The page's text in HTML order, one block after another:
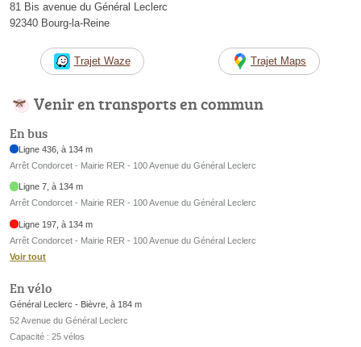
81 Bis avenue du Général Leclerc
92340 Bourg-la-Reine
Trajet Waze Trajet Maps
Venir en transports en commun
En bus
Ligne 436, à 134 m
Arrêt Condorcet - Mairie RER - 100 Avenue du Général Leclerc
Ligne 7, à 134 m
Arrêt Condorcet - Mairie RER - 100 Avenue du Général Leclerc
Ligne 197, à 134 m
Arrêt Condorcet - Mairie RER - 100 Avenue du Général Leclerc
Voir tout
En vélo
Général Leclerc - Bièvre, à 184 m
52 Avenue du Général Leclerc
Capacité : 25 vélos